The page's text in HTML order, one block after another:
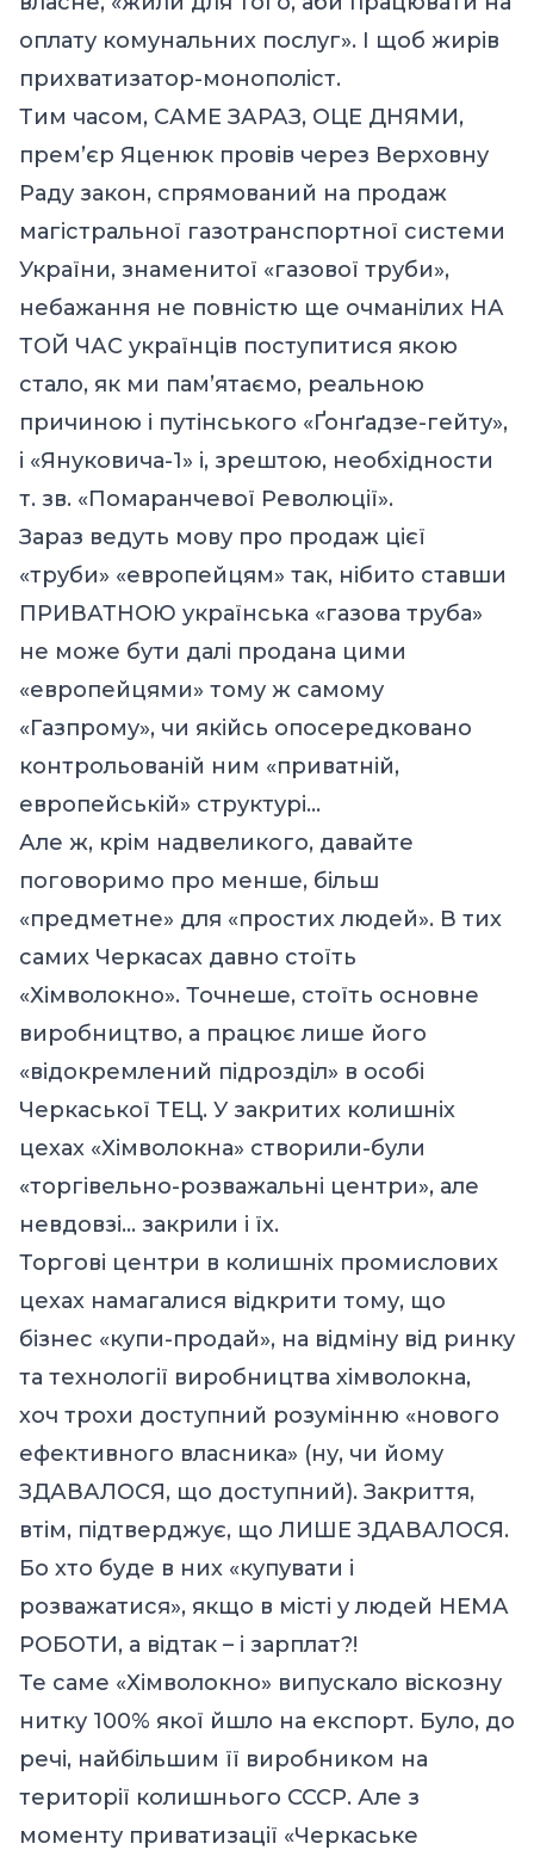
оплату комунальних послуг». І щоб жирів
прихватизатор-монополіст.
Тим часом, САМЕ ЗАРАЗ, ОЦЕ ДНЯМИ,
прем’єр Яценюк провів через Верховну
Раду закон, спрямований на продаж
магістральної газотранспортної системи
України, знаменитої «газової труби»,
небажання не повністю ще очманілих НА
ТОЙ ЧАС українців поступитися якою
стало, як ми пам’ятаємо, реальною
причиною і путінського «Ґонґадзе-гейту»,
і «Януковича-1» і, зрештою, необхідности
т. зв. «Помаранчевої Революції».
Зараз ведуть мову про продаж цієї
«труби» «европейцям» так, нібито ставши
ПРИВАТНОЮ українська «газова труба»
не може бути далі продана цими
«европейцями» тому ж самому
«Газпрому», чи якійсь опосередковано
контрольованій ним «приватній,
европейській» структурі…
Але ж, крім надвеликого, давайте
поговоримо про менше, більш
«предметне» для «простих людей». В тих
самих Черкасах давно стоїть
«Хімволокно». Точнеше, стоїть основне
виробництво, а працює лише його
«відокремлений підрозділ» в особі
Черкаської ТЕЦ. У закритих колишніх
цехах «Хімволокна» створили-були
«торгівельно-розважальні центри», але
невдовзі… закрили і їх.
Торгові центри в колишніх промислових
цехах намагалися відкрити тому, що
бізнес «купи-продай», на відміну від ринку
та технології виробництва хімволокна,
хоч трохи доступний розумінню «нового
ефективного власника» (ну, чи йому
ЗДАВАЛОСЯ, що доступний). Закриття,
втім, підтверджує, що ЛИШЕ ЗДАВАЛОСЯ.
Бо хто буде в них «купувати і
розважатися», якщо в місті у людей НЕМА
РОБОТИ, а відтак – і зарплат?!
Те саме «Хімволокно» випускало віскозну
нитку 100% якої йшло на експорт. Було, до
речі, найбільшим її виробником на
території колишнього СССР. Але з
моменту приватизації «Черкаське